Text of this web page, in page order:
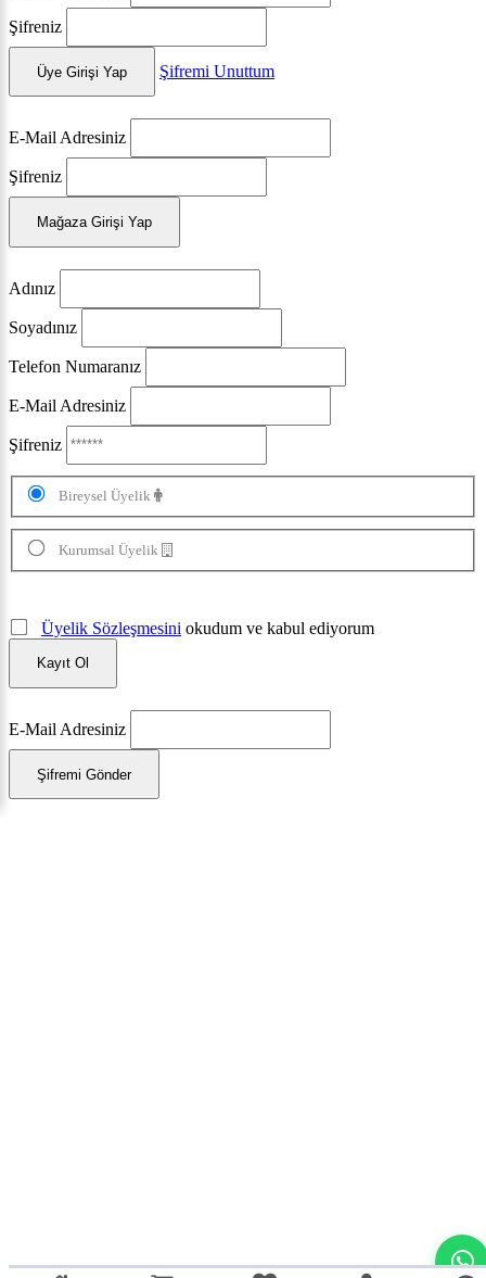
Şifreniz
Üye Girişi Yap Şifremi Unuttum
E-Mail Adresiniz
Şifreniz
Mağaza Girişi Yap
Adınız
Soyadınız
Telefon Numaranız
E-Mail Adresiniz
Şifreniz
Bireysel Üyelik
Kurumsal Üyelik
Üyelik Sözleşmesini okudum ve kabul ediyorum
Kayıt Ol
E-Mail Adresiniz
Şifremi Gönder